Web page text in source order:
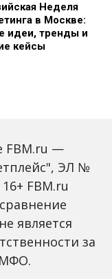
Неделя
в Москве:
идеи, тренды и
кейсы
правила
медиаиндустрии
FBM.ru —
ЭЛ №
FBM.ru
является
за
МФО.